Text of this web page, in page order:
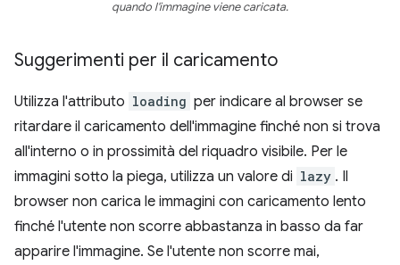
quando l'immagine viene caricata.
Suggerimenti per il caricamento
Utilizza l'attributo loading per indicare al browser se
ritardare il caricamento dell'immagine finché non si trova
all'interno o in prossimità del riquadro visibile. Per le
immagini sotto la piega, utilizza un valore di lazy . Il
browser non carica le immagini con caricamento lento
finché l'utente non scorre abbastanza in basso da far
apparire l'immagine. Se l'utente non scorre mai,